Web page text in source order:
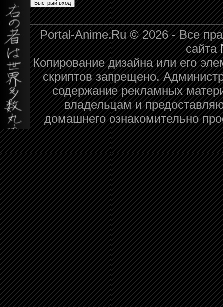
Portal-Anime.Ru © 2026 - Все
сайта
Копирование дизайна или его
скриптов запрещено.
содержание рекламных
владельцам и
домашнего ознакомительно